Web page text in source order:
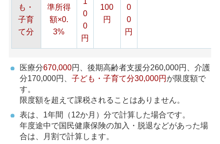
も・
子育
て分
準所得
額×0.
3%
0
0
円
100
円
0
0
円
医療分670,000円、後期高齢者支援分260,000円、介護
分170,000円、 子ども・子育て分30,000円 が限度額で
す。
限度額を超えて課税されることはありません。
表は、1年間（12か月）分で計算した場合です。
年度途中で国民健康保険の加入・脱退などがあった場
合は、月割で計算します。